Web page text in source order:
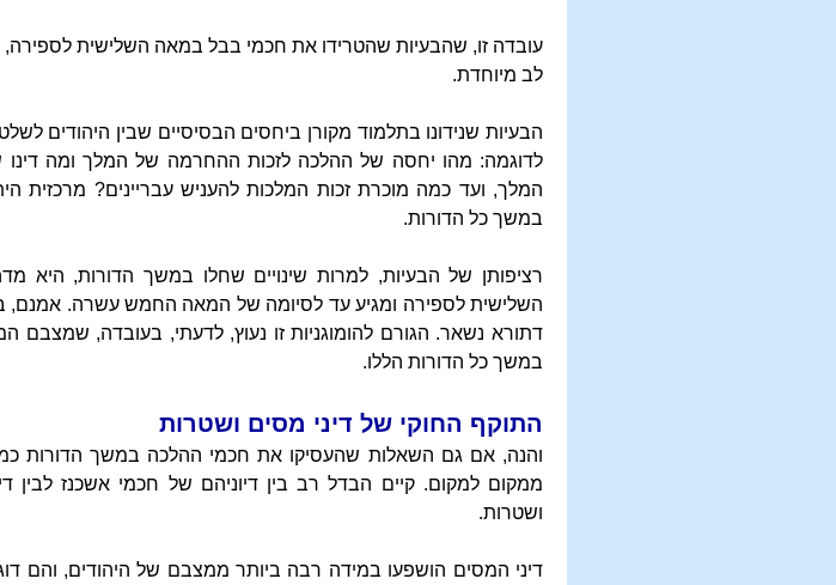
עובדה זו, שהבעיות שהטרידו את חכמי בבל במאה השלישית לספירה,
לב מיוחדת.
הבעיות שנידונו בתלמוד מקורן ביחסים הבסיסיים שבין היהודים
לדוגמה: מהו יחסה של ההלכה לזכות ההחרמה של המלך ומה
המלך, ועד כמה מוכרת זכות המלכות להעניש עבריינים? מרכזית
במשך כל הדורות.
רציפותן של הבעיות, למרות שינויים שחלו במשך הדורות, היא
השלישית לספירה ומגיע עד לסיומה של המאה החמש עשרה. אמנם,
דתורא נשאר. הגורם להומוגניות זו נעוץ, לדעתי, בעובדה, שמצבם
במשך כל הדורות הללו.
התוקף החוקי של דיני מסים ושטרות
והנה, אם גם השאלות שהעסיקו את חכמי ההלכה במשך הדורות
ממקום למקום. קיים הבדל רב בין דיוניהם של חכמי אשכנז לבין
ושטרות.
דיני המסים הושפעו במידה רבה ביותר ממצבם של היהודים, והם